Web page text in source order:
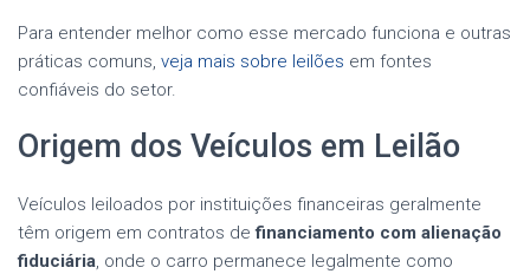
Para entender melhor como esse mercado funciona e outras
práticas comuns, veja mais sobre leilões em fontes
confiáveis do setor.
Origem dos Veículos em Leilão
Veículos leiloados por instituições financeiras geralmente
têm origem em contratos definanciamento com alienação
fiduciária, onde o carro permanece legalmente como